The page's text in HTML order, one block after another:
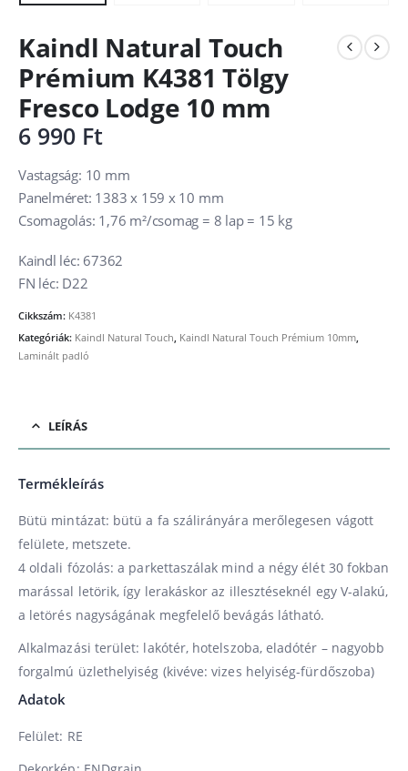
Kaindl Natural Touch
Prémium K4381 Tölgy
Fresco Lodge 10 mm
6 990 Ft
Vastagság: 10 mm
Panelméret: 1383 x 159 x 10 mm
Csomagolás: 1,76 m²/csomag = 8 lap = 15 kg
Kaindl léc: 67362
FN léc: D22
Cikkszám: K4381
Kategóriák: Kaindl Natural Touch Kaindl Natural Touch Prémium 10mm
Laminált padló
LEÍRÁS
Termékleírás
Bütü mintázat: bütü a fa szálirányára merőlegesen vágott
felülete, metszete.
4 oldali fózolás: a parkettaszálak mind a négy élét 30 fokban
marással letörik, így lerakáskor az illesztéseknél egy V-alakú,
a letörés nagyságának megfelelő bevágás látható.
Alkalmazási terület: lakótér, hotelszoba, eladótér – nagyobb
forgalmú üzlethelyiség (kivéve: vizes helyiség-fürdőszoba)
Adatok
Felület: RE